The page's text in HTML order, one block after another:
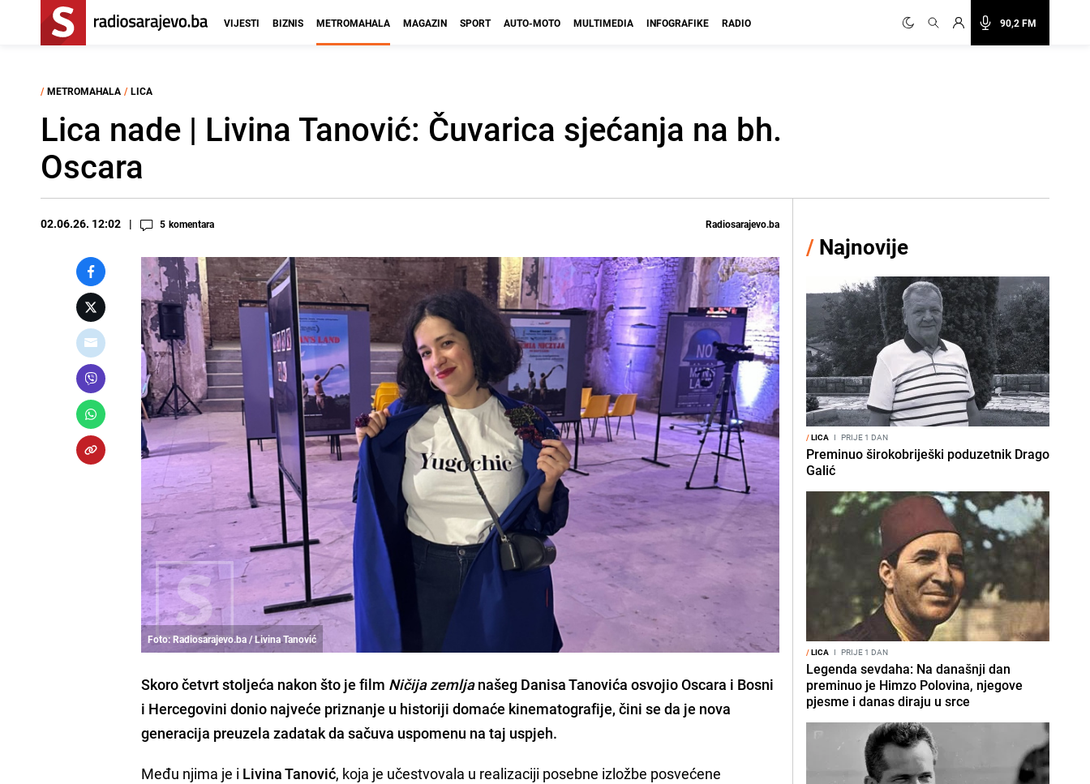
90,2 FM
VIJESTI BIZNIS METROMAHALA MAGAZIN SPORT AUTO-MOTO MULTIMEDIA INFOGRAFIKE RADIO
/ METROMAHALA / LICA
Lica nade | Livina Tanović: Čuvarica sjećanja na bh.
Oscara
02.06.26. 12:02 5 komentara Radiosarajevo.ba
Foto: Radiosarajevo.ba / Livina Tanović
Skoro četvrt stoljeća nakon što je film Ničija zemljanašeg Danisa Tanovića osvojio Oscara i Bosni
i Hercegovini donio najveće priznanje u historiji domaće kinematografije, čini se da je nova
generacija preuzela zadatak da sačuva uspomenu na taj uspjeh.
Među njima je i Livina Tanović, koja je učestvovala u realizaciji posebne izložbe posvećene
/ Najnovije
/LICA I PRIJE 1 DAN
Preminuo širokobriješki poduzetnik Drago
Galić
/LICA I PRIJE 1 DAN
Legenda sevdaha: Na današnji dan
preminuo je Himzo Polovina, njegove
pjesme i danas diraju u srce